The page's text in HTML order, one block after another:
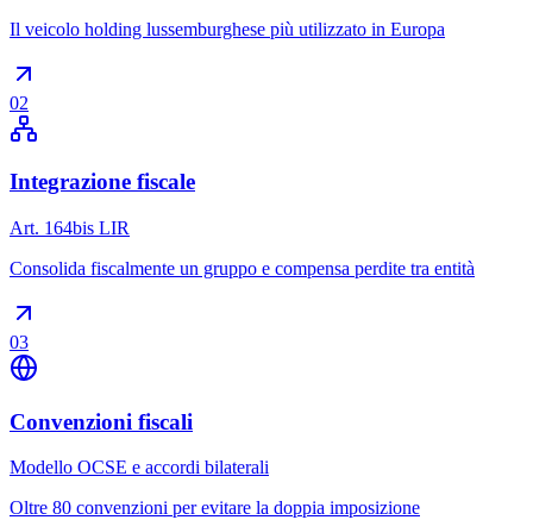
Il veicolo holding lussemburghese più utilizzato in Europa
02
Integrazione fiscale
Art. 164bis LIR
Consolida fiscalmente un gruppo e compensa perdite tra entità
03
Convenzioni fiscali
Modello OCSE e accordi bilaterali
Oltre 80 convenzioni per evitare la doppia imposizione